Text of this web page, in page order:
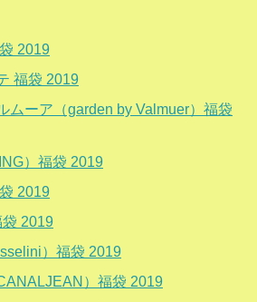
2019
福袋 2019
ムーア（garden by Valmuer）福袋
）福袋 2019
2019
2019
）福袋 2019
）福袋 2019